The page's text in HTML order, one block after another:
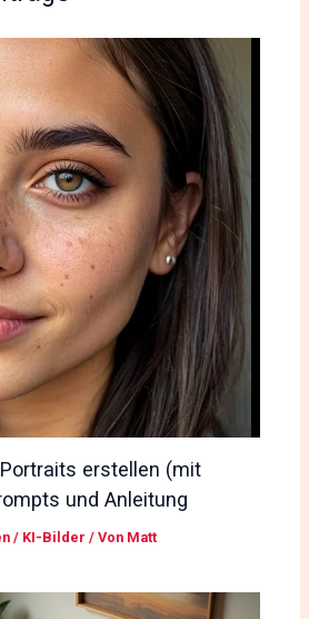
erstellen (mit
und Anleitung
/ KI-Bilder / Von Matt